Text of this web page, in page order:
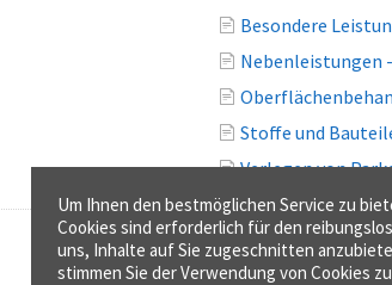
Besondere
Nebenleistungen
Stoffe und
Verlegen von
Um Ihnen den bestmöglichen Service zu
Cookies sind erforderlich für den
uns, Inhalte auf Sie zugeschnitten
stimmen Sie der Verwendung von Cookies